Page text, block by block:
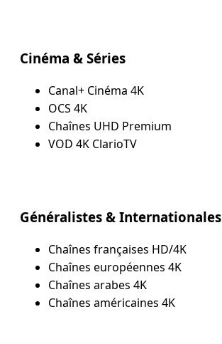
Cinéma & Séries
Canal+ Cinéma 4K
OCS 4K
Chaînes UHD Premium
VOD 4K ClarioTV
Généralistes & Internationales
Chaînes françaises HD/4K
Chaînes européennes 4K
Chaînes arabes 4K
Chaînes américaines 4K